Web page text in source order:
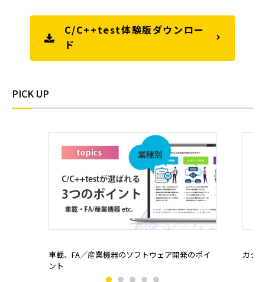
C/C++test体験版ダウンロー
ド
PICK UP
車載、FA／産業機器のソフトウェア開発のポイ
ント
カタ